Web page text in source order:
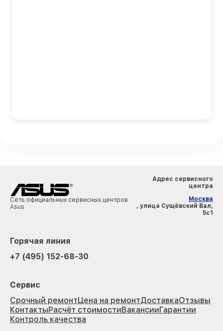
Сеть официальных сервисных центров
Asus
Адрес сервисного
центра
Москва
, улица Сущёвский Вал,
5с1
Горячая линия
+7 (495) 152-68-30
Сервис
Срочный ремонтЦена на ремонтДоставкаОтзывы
КонтактыРасчёт стоимостиВакансииГарантии
Контроль качества